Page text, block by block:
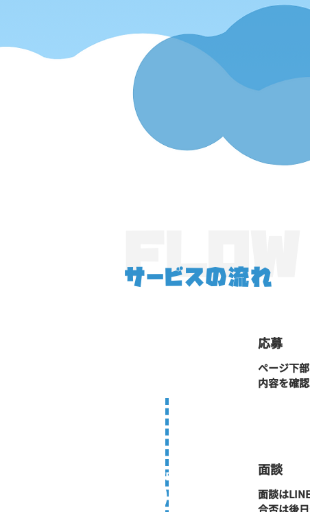
FLOW
サービスの流れ
STEP
02
応募
ページ下
内容を確
面談
面談は
合否は後